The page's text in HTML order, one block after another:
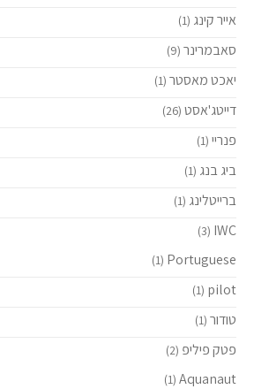
אייר קינג (1)
סאבמרינר (9)
יאכט מאסטר (1)
דייטג'אסט (26)
פנריי (1)
ביג בנג (1)
ברייטלינג (1)
IWC
(3)
Portuguese
(1)
pilot
(1)
טודור (1)
פטק פיליפ (2)
Aquanaut
(1)